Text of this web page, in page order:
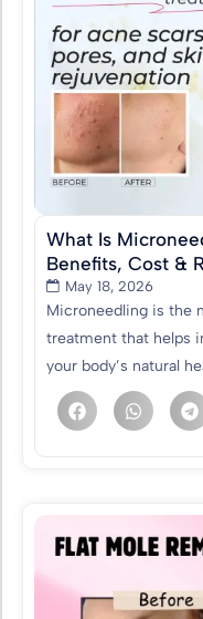
What Is
Benefits, Cost &
May 18, 2026
Microneedling is the
treatment that helps
your body’s natural